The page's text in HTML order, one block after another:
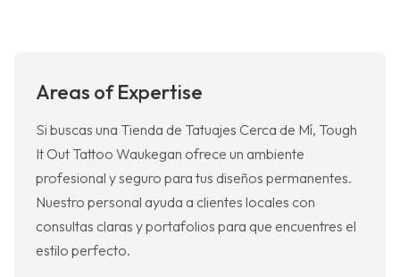
Areas of Expertise
Si buscas una Tienda de Tatuajes Cerca de Mí, Tough
It Out Tattoo Waukegan ofrece un ambiente
profesional y seguro para tus diseños permanentes.
Nuestro personal ayuda a clientes locales con
consultas claras y portafolios para que encuentres el
estilo perfecto.